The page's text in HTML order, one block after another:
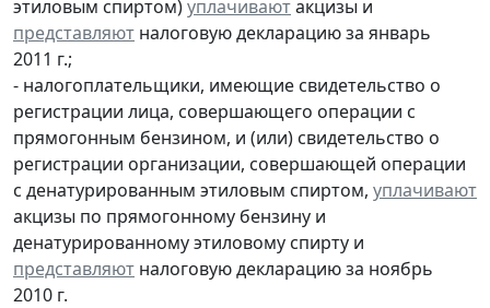
этиловым спиртом)уплачиваютакцизы и
представляют налоговую декларацию за январь
2011 г.;
- налогоплательщики, имеющие свидетельство о
регистрации лица, совершающего операции с
прямогонным бензином, и (или) свидетельство о
регистрации организации, совершающей операции
с денатурированным этиловым спиртом, уплачивают
акцизы по прямогонному бензину и
денатурированному этиловому спирту и
представляют налоговую декларацию за ноябрь
2010 г.